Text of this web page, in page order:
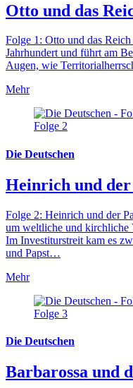
Otto und das
Folge 1: Otto und das
Jahrhundert und führt am
Augen, wie
Mehr
Folge 2
Die Deutschen
Heinrich und der
Folge 2: Heinrich und der
um weltliche und kirchliche
Im Investiturstreit kam es
und Papst…
Mehr
Folge 3
Die Deutschen
Barbarossa und